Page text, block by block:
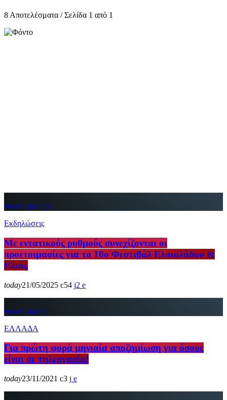
8 Αποτελέσματα / Σελίδα 1 από 1
insert_link
2
Εκδηλώσεις
Με εντατικούς ρυθμούς συνεχίζονται οι
προετοιμασίες για το 10ο Φεστιβάλ Ελαιολάδου &
Ελιάς
today21/05/2025 54 2
insert_link
ΕΛΛΑΔΑ
Για πρώτη φορά μηνιαία αποζημίωση για όσους
είναι σε τηλεργασία!
today23/11/2021 3